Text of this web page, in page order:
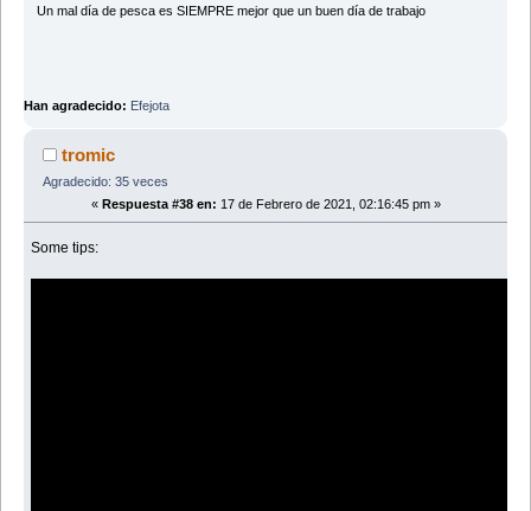
Un mal día de pesca es SIEMPRE mejor que un buen dí­a de trabajo
Han agradecido: Efejota
tromic
Agradecido: 35 veces
« Respuesta #38 en: 17 de Febrero de 2021, 02:16:45 pm »
Some tips: